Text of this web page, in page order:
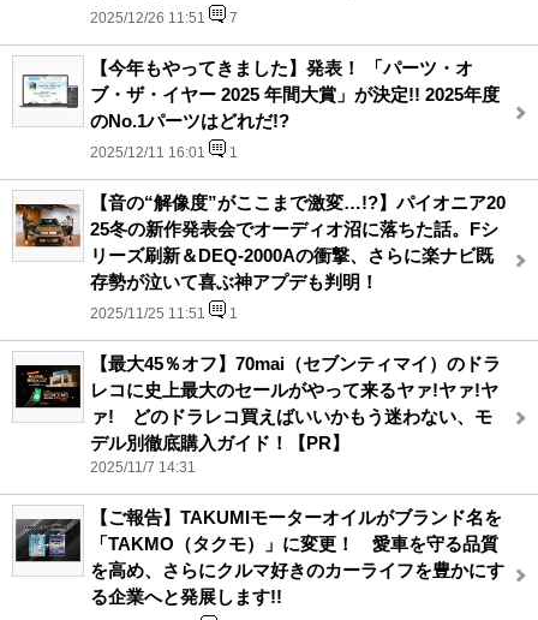
2025/12/26 11:51 7
【今年もやってきました】発表！ 「パーツ・オ
ブ・ザ・イヤー 2025 年間大賞」が決定!! 2025年度
のNo.1パーツはどれだ!?
2025/12/11 16:01 1
【音の“解像度”がここまで激変…!?】パイオニア20
25冬の新作発表会でオーディオ沼に落ちた話。Fシ
リーズ刷新＆DEQ-2000Aの衝撃、さらに楽ナビ既
存勢が泣いて喜ぶ神アプデも判明！
2025/11/25 11:51 1
【最大45％オフ】70mai（セブンティマイ）のドラ
レコに史上最大のセールがやって来るヤァ!ヤァ!ヤ
ァ! どのドラレコ買えばいいかもう迷わない、モ
デル別徹底購入ガイド！【PR】
2025/11/7 14:31
【ご報告】TAKUMIモーターオイルがブランド名を
「TAKMO（タクモ）」に変更！ 愛車を守る品質
を高め、さらにクルマ好きのカーライフを豊かにす
る企業へと発展します!!